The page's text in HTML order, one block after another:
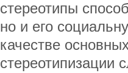
стереотипы
но и его
качестве
стереотипизации